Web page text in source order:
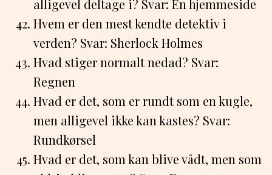
alligevel deltage i? Svar: En hjemmeside
Hvem er den mest kendte detektiv i
verden? Svar: Sherlock Holmes
Hvad stiger normalt nedad? Svar:
Regnen
Hvad er det, som er rundt som en kugle,
men alligevel ikke kan kastes? Svar:
Rundkørsel
Hvad er det, som kan blive vådt, men som